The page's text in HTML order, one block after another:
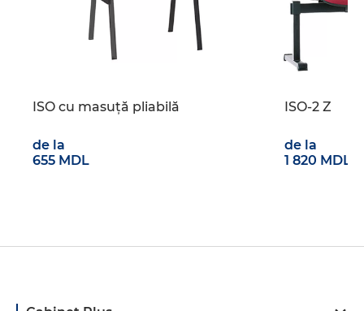
ISO cu masuță pliabilă
de la
655 MDL
ISO-2 Z
de la
1 820 MDL